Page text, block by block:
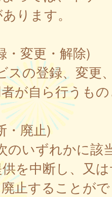
ります。
・変更・解除)
の登録、変更
が自ら行うも
・廃止)
いずれかに該
を中断し、又
止することが